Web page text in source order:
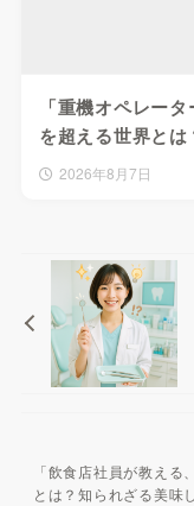
「重機オペレー
を超える世界とは
2026年8月7日
「飲食店社員が教える
とは？知られざる美味